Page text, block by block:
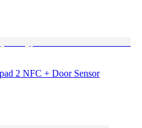
2 NFC + Door Sensor